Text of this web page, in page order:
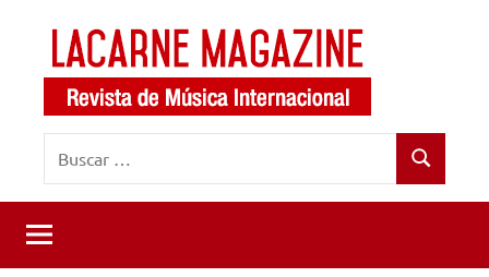
contenido
LaCarne
Magazine
de
música
internacional
Buscar